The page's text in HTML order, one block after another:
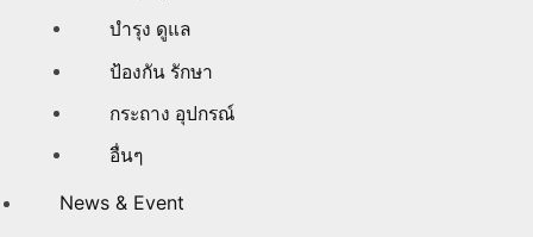
บำรุง ดูแล
ป้องกัน รักษา
กระถาง อุปกรณ์
อื่นๆ
News & Event